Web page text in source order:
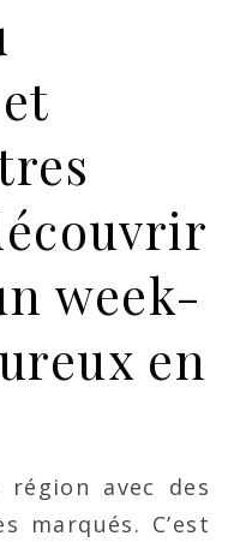
week-
en
avec des
C’est